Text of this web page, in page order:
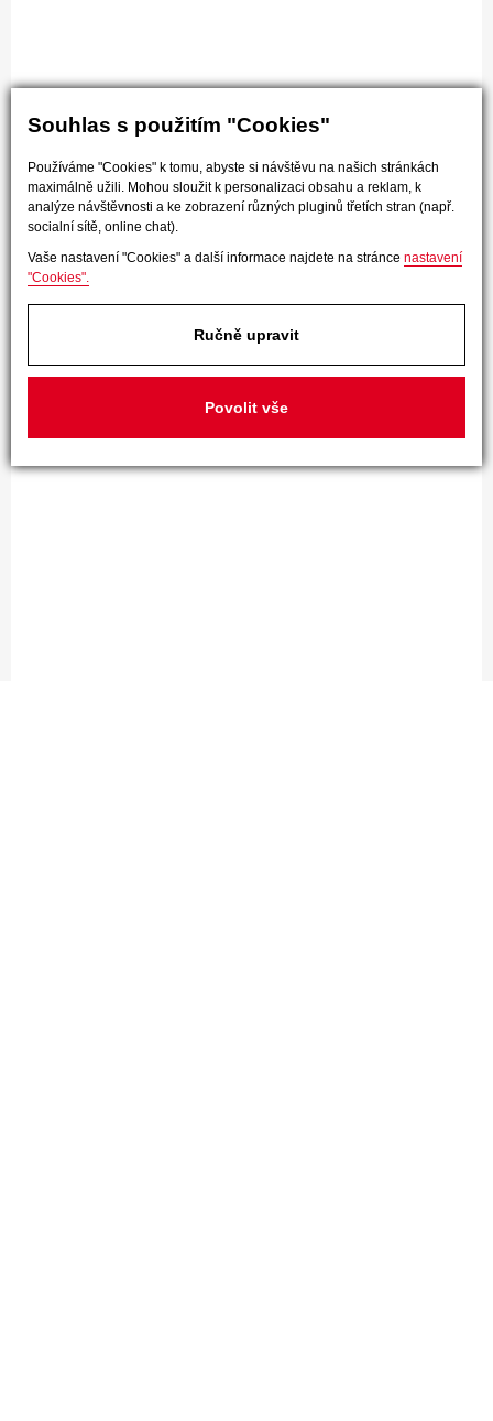
Souhlas s použitím "Cookies"
Používáme "Cookies" k tomu, abyste si návštěvu na našich stránkách
maximálně užili. Mohou sloužit k personalizaci obsahu a reklam, k
analýze návštěvnosti a ke zobrazení různých pluginů třetích stran (např.
socialní sítě, online chat).
Vaše nastavení "Cookies" a další informace najdete na stránce nastavení
"Cookies".
Ručně upravit
Povolit vše